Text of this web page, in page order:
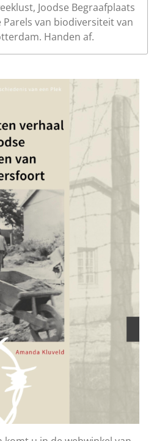
Joodse Begraafplaats
Parels van biodiversiteit van
Handen af.